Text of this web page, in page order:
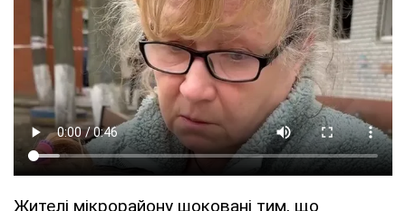
Жителі мікрорайону шоковані тим, що